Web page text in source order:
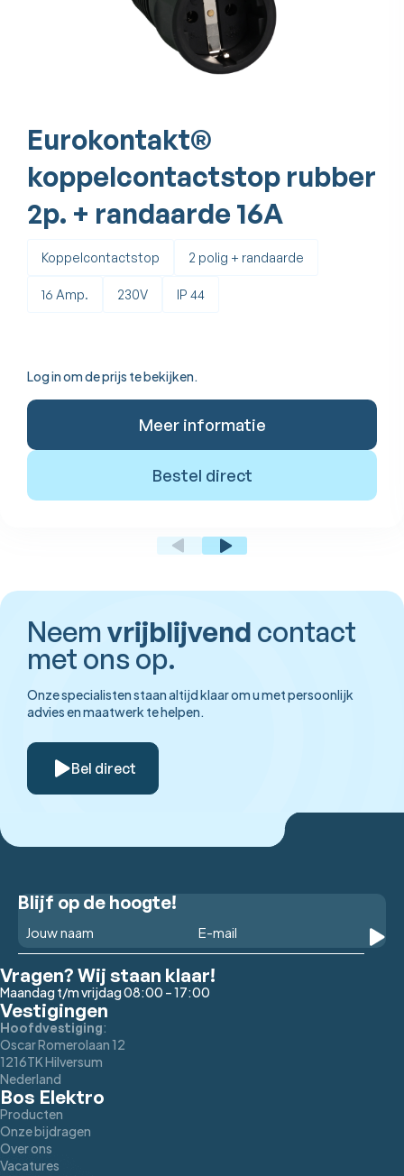
Eurokontakt®
koppelcontactstop rubber
2p. + randaarde 16A
Koppelcontactstop 2 polig + randaarde
16 Amp. 230V IP 44
Log in om de prijs te bekijken.
Meer informatie
Bestel direct
Neemvrijblijvend contact
met ons op.
Onze specialisten staan altijd klaar om u met persoonlijk
advies en maatwerk te helpen.
Bel direct
Blijf op de hoogte!
Vragen? Wij staan klaar!
Maandag t/m vrijdag 08:00 – 17:00
Vestigingen
Hoofdvestiging:
Oscar Romerolaan 12
1216TK Hilversum
Nederland
Bos Elektro
Producten
Onze bijdragen
Over ons
Vacatures